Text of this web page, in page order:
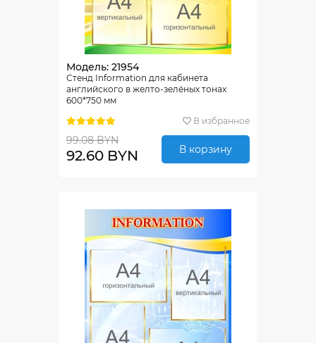
Модель: 21954
Стенд Information для кабинета
английского в желто-зелёных тонах
600*750 мм
В избранное
99.08 BYN
92.60 BYN В корзину